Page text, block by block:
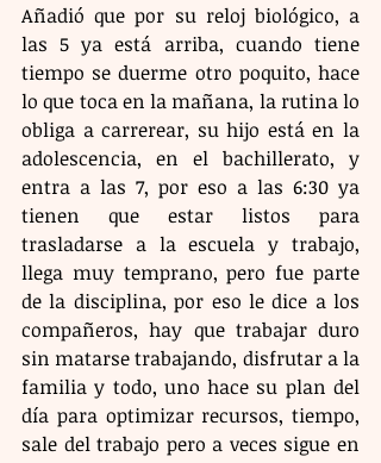
Añadió que por su reloj biológico, a
las 5 ya está arriba, cuando tiene
tiempo se duerme otro poquito, hace
lo que toca en la mañana, la rutina lo
obliga a carrerear, su hijo está en la
adolescencia, en el bachillerato, y
entra a las 7, por eso a las 6:30 ya
tienen que estar listos para
trasladarse a la escuela y trabajo,
llega muy temprano, pero fue parte
de la disciplina, por eso le dice a los
compañeros, hay que trabajar duro
sin matarse trabajando, disfrutar a la
familia y todo, uno hace su plan del
día para optimizar recursos, tiempo,
sale del trabajo pero a veces sigue en